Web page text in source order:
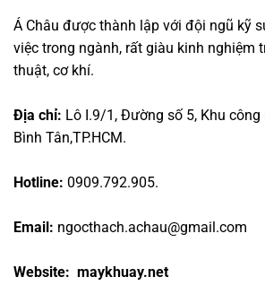
Á Châu được thành lập với đội ngũ kỹ
việc trong ngành, rất giàu kinh nghiệm
thuật, cơ khí.
Địa chỉ: Lô I.9/1, Đường số 5, Khu công
Bình Tân,TP.HCM.
Hotline: 0909.792.905.
Email: ngocthach.achau@gmail.com
Website: maykhuay.net